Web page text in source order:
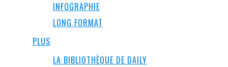
INFOGRAPHIE
LONG FORMAT
PLUS
LA BIBLIOTHÈQUE DE DAILY